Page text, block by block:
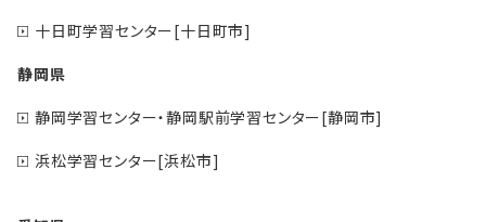
十日町学習センター[十日町市]
静岡県
静岡学習センター・静岡駅前学習センター[静岡市]
浜松学習センター[浜松市]